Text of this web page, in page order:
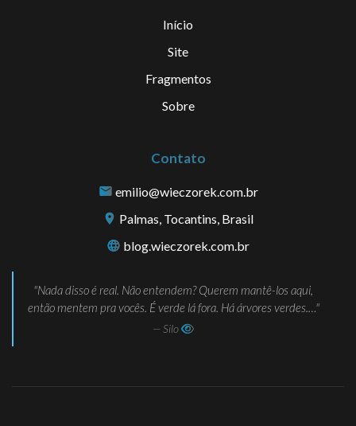
Início
Site
Fragmentos
Sobre
Contato
emilio@wieczorek.com.br
Palmas, Tocantins, Brasil
blog.wieczorek.com.br
Nada disso é real. Não entendem? Querem mantê-los aqui,
então mentem pra vocês. É verde lá fora. Há árvores verdes.…
— Silo